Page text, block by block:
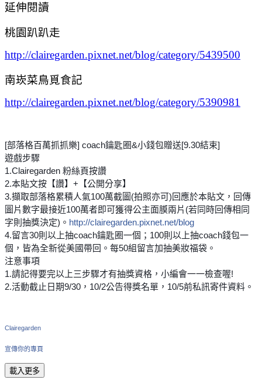
延伸閱讀
桃園趴趴走
http://clairegarden.pixnet.net/blog/category/5439500
南崁菜鳥覓食記
http://clairegarden.pixnet.net/blog/category/5390981
[部落格百萬抓抓樂] coach鑰匙圈&小錢包贈送[9.30結束]
遊戲步驟
1.Clairegarden 粉絲頁按讚
2.本貼文按【讚】+【公開分享】
3.擷取部落格累積人氣100萬截圖(拍照亦可)回應於本貼文，回傳
圖片數字最接近100萬者即可獲得公主面膜兩片(若同時回傳相同
字則抽獎決定)。 http://clairegarden.pixnet.net/blog
4.留言30則以上抽coach鑰匙圈一個；100則以上抽coach錢包一
個，皆為全新從美國帶回。每50組留言加抽美妝福袋。
注意事項
1.請記得要完以上三步驟才有抽獎資格，小編會一一檢查喔!
2.活動截止日期9/30，10/2公告得獎名單，10/5前私訊寄件資料。
Clairegarden
宣傳你的專頁
載入更多